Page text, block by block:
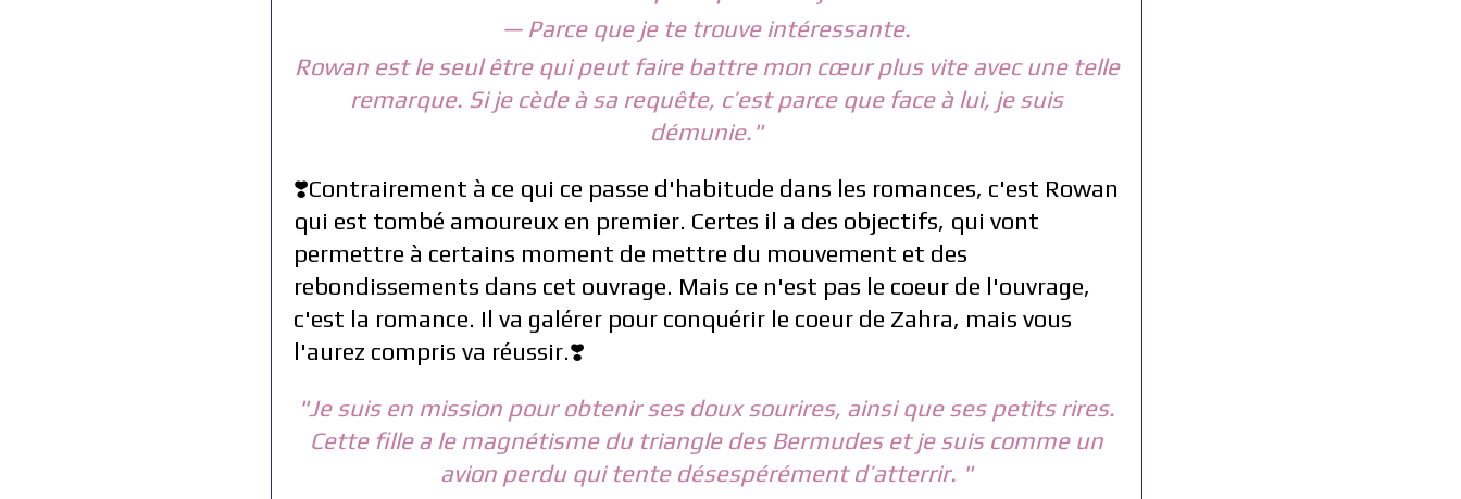
— Parce que je te trouve intéressante.
Rowan est le seul être qui peut faire battre mon cœur plus vite avec une telle
remarque. Si je cède à sa requête, c’est parce que face à lui, je suis
démunie."
❣️Contrairement à ce qui ce passe d'habitude dans les romances, c'est Rowan
qui est tombé amoureux en premier. Certes il a des objectifs, qui vont
permettre à certains moment de mettre du mouvement et des
rebondissements dans cet ouvrage. Mais ce n'est pas le coeur de l'ouvrage,
c'est la romance. Il va galérer pour conquérir le coeur de Zahra, mais vous
l'aurez compris va réussir.❣️
"Je suis en mission pour obtenir ses doux sourires, ainsi que ses petits rires.
Cette fille a le magnétisme du triangle des Bermudes et je suis comme un
avion perdu qui tente désespérément d’atterrir. "